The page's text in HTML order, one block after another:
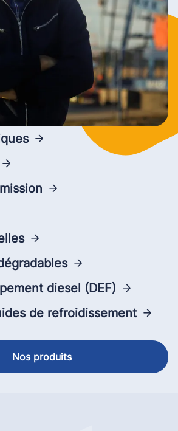
diesel (DEF)
de refroidissement
Nos produits